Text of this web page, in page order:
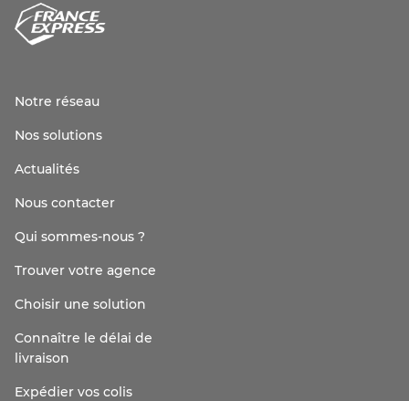
Notre réseau
Nos solutions
Actualités
Nous contacter
Qui sommes-nous ?
Trouver votre agence
Choisir une solution
Connaître le délai de
livraison
Expédier vos colis